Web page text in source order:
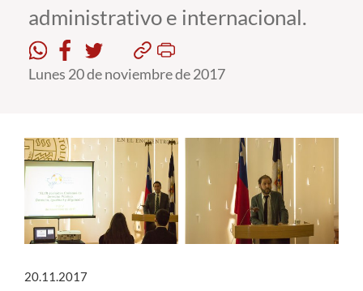
Académicos
English
administrativo e internacional.
Lunes 20 de noviembre de 2017
20.11.2017